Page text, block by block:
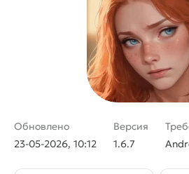
Обновлено
23-05-2026, 10:12
Версия
1.6.7